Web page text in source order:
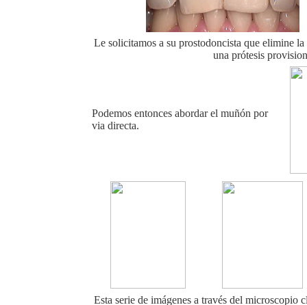
Le solicitamos a su prostodoncista que elimine
una prótesis
Podemos entonces abordar el muñón por
via directa.
Esta serie de imágenes a través del microscopio